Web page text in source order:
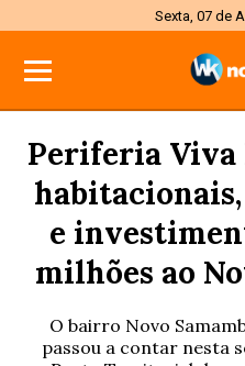
Sexta, 07 de
Periferia Viva
e
milhões ao
O bairro Novo
passou a contar nesta